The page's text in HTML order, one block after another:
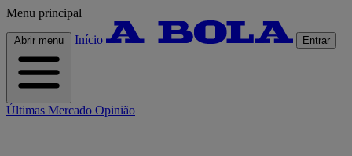
Menu principal
Abrir menu Início Entrar
Últimas Mercado Opinião